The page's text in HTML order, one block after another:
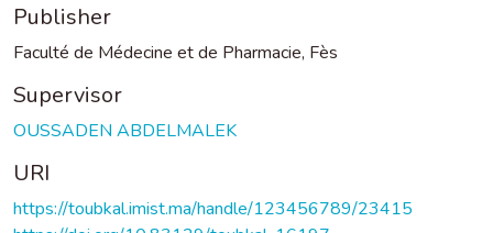
Publisher
Faculté de Médecine et de Pharmacie, Fès
Supervisor
OUSSADEN ABDELMALEK
URI
https://toubkal.imist.ma/handle/123456789/23415